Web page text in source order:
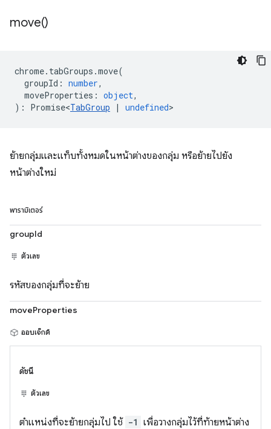
move()
chrome. tabGroups .move(
groupId : number,
moveProperties : object,
) : Promise<TabGroup | undefined>
ย้ายกลุ่มและแท็บทั้งหมดในหน้าต่างของกลุ่ม หรือย้ายไปยัง
หน้าต่างใหม่
พารามิเตอร์
groupId
ตัวเลข
รหัสของกลุ่มที่จะย้าย
moveProperties
ออบเจ็กต์
ดัชนี
ตัวเลข
ตำแหน่งที่จะย้ายกลุ่มไป ใช้ -1 เพื่อวางกลุ่มไว้ที่ท้ายหน้าต่าง